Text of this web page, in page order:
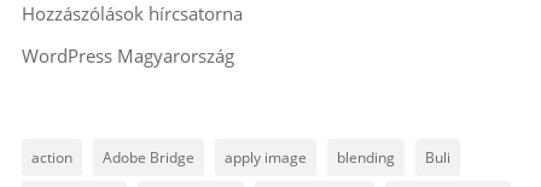
Hozzászólások hírcsatorna
WordPress Magyarország
action Adobe Bridge apply image blending Buli